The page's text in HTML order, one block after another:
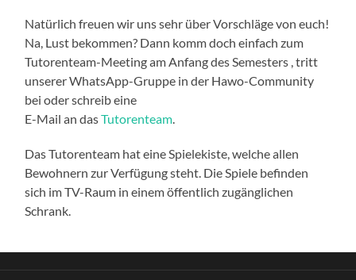
Natürlich freuen wir uns sehr über Vorschläge von euch!
Na, Lust bekommen? Dann komm doch einfach zum
Tutorenteam-Meeting am Anfang des Semesters , tritt
unserer WhatsApp-Gruppe in der Hawo-Community
bei oder schreib eine
E-Mail an dasTutorenteam
Das Tutorenteam hat eine Spielekiste, welche allen
Bewohnern zur Verfügung steht. Die Spiele befinden
sich im TV-Raum in einem öffentlich zugänglichen
Schrank.